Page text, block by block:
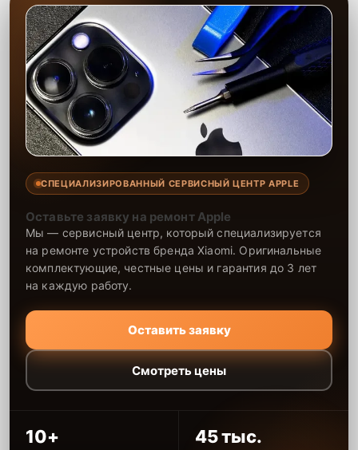
СПЕЦИАЛИЗИРОВАННЫЙ СЕРВИСНЫЙ ЦЕНТР APPLE
Оставьте заявку на ремонт Apple
Мы — сервисный центр, который специализируется
на ремонте устройств бренда Xiaomi. Оригинальные
комплектующие, честные цены и гарантия до 3 лет
на каждую работу.
Оставить заявку
Смотреть цены
10+ 45 тыс.